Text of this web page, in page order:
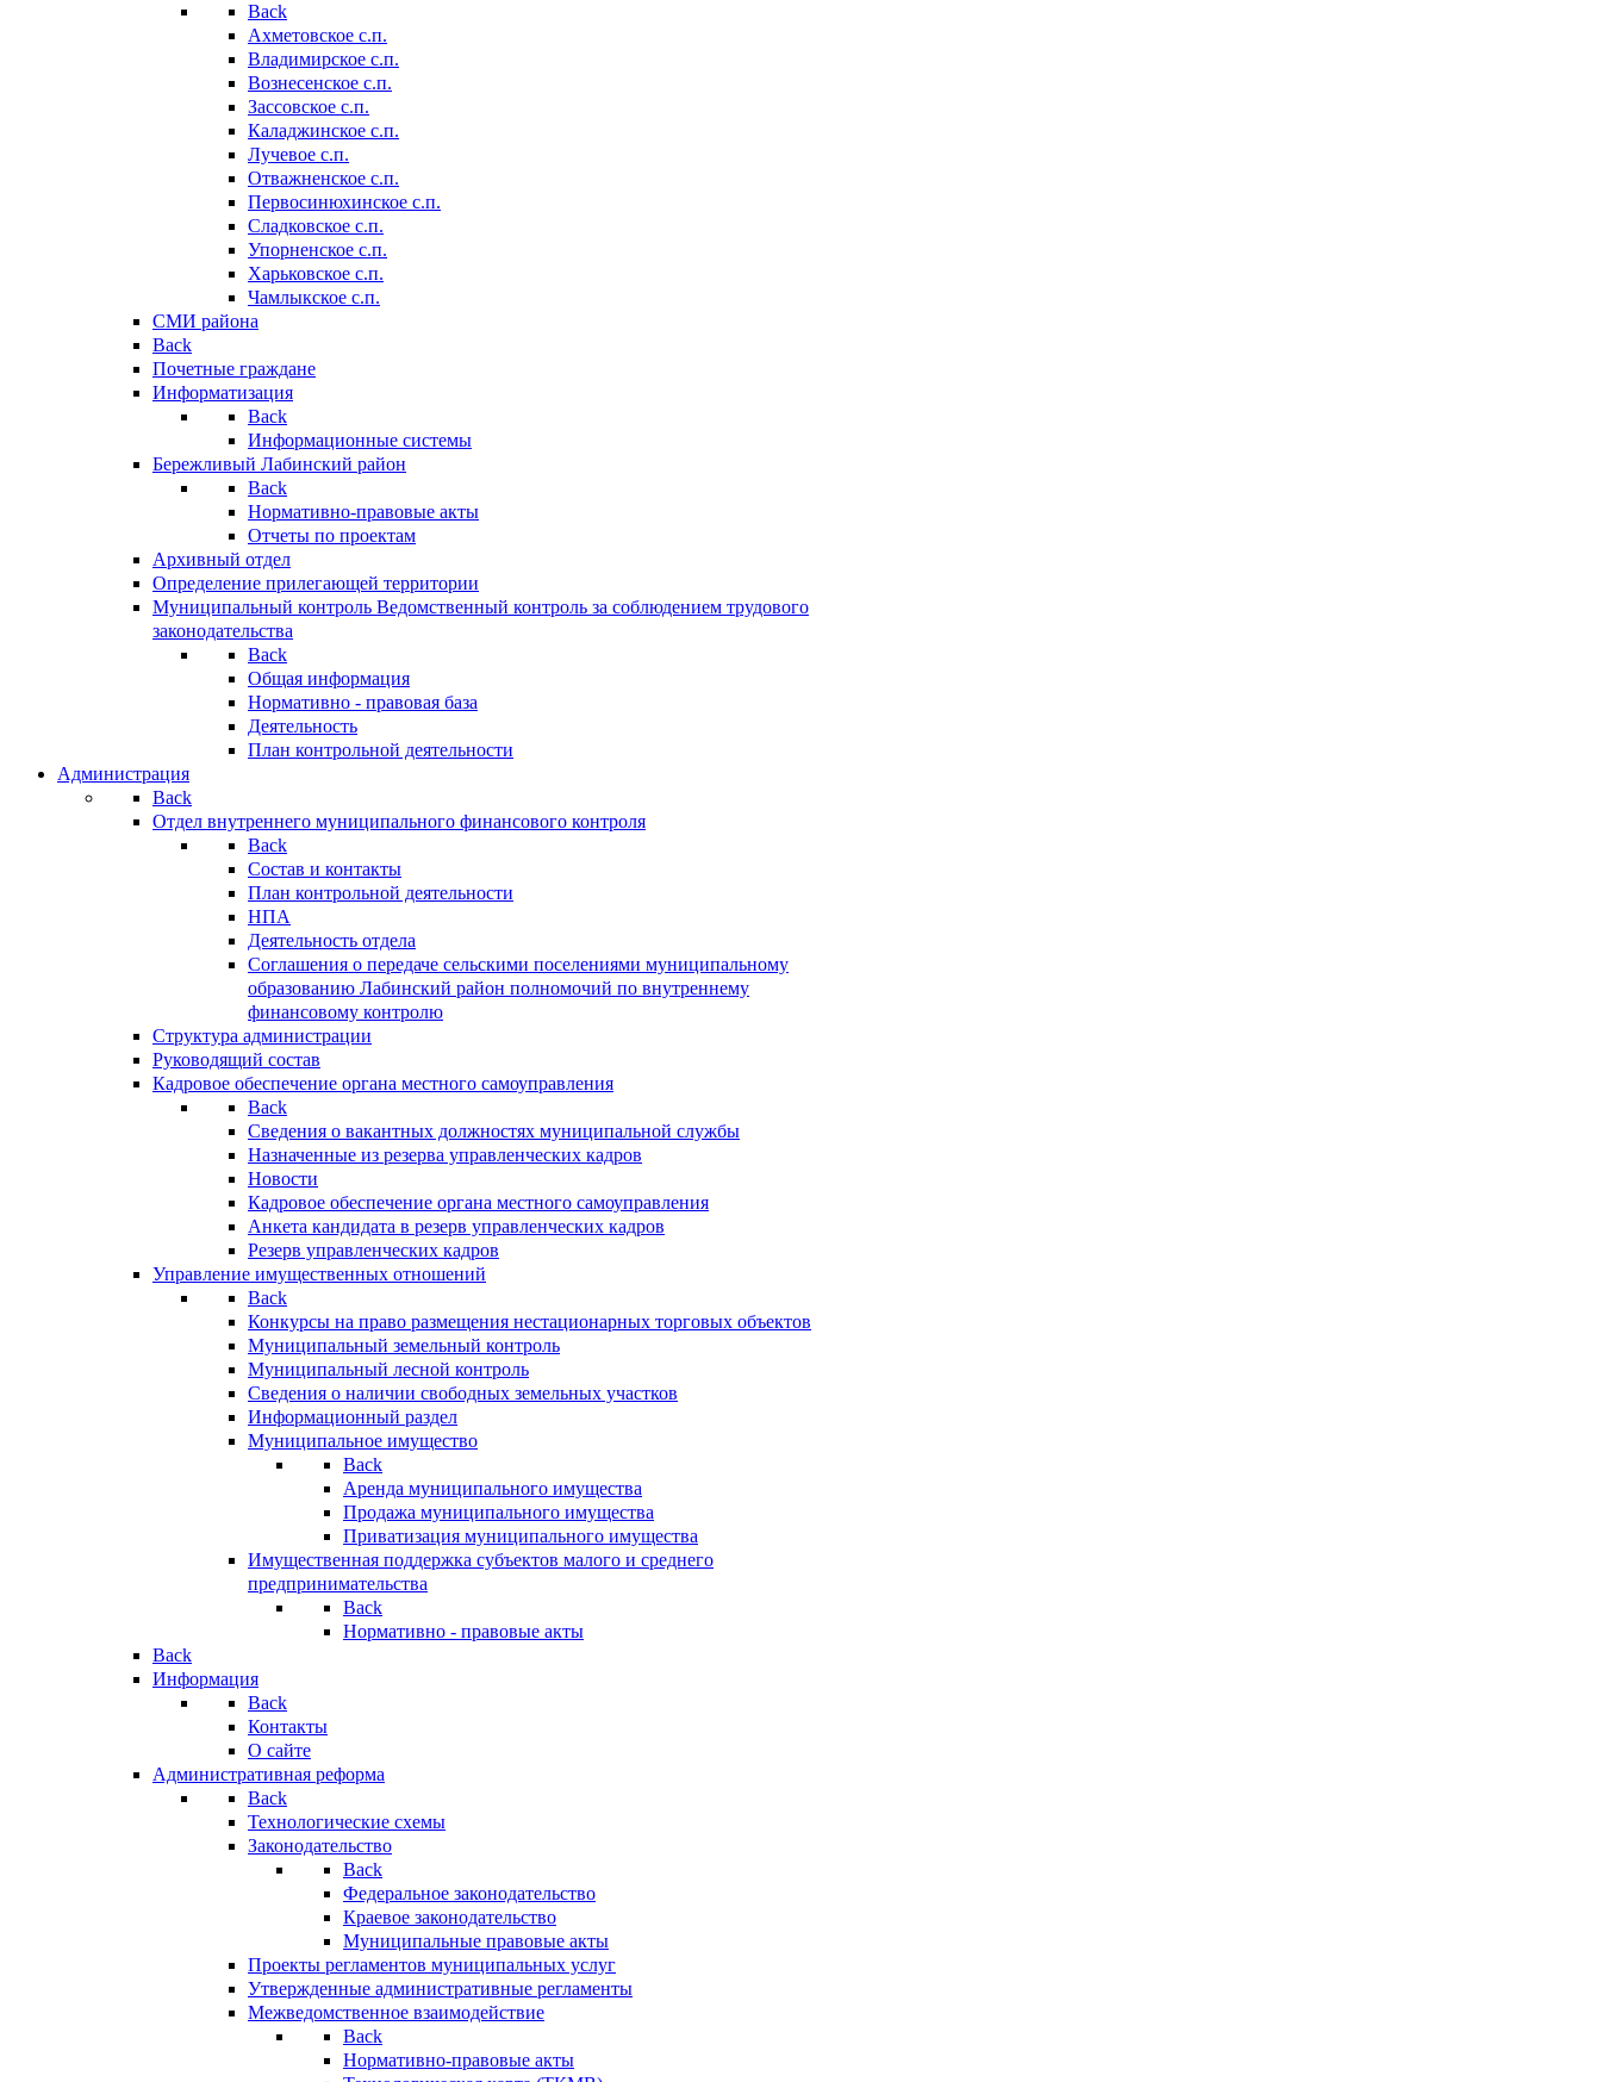
Back
Ахметовское с.п.
Владимирское с.п.
Вознесенское с.п.
Зассовское с.п.
Каладжинское с.п.
Лучевое с.п.
Отважненское с.п.
Первосинюхинское с.п.
Сладковское с.п.
Упорненское с.п.
Харьковское с.п.
Чамлыкское с.п.
СМИ района
Back
Почетные граждане
Информатизация
Back
Информационные системы
Бережливый Лабинский район
Back
Нормативно-правовые акты
Отчеты по проектам
Архивный отдел
Определение прилегающей территории
Муниципальный контроль Ведомственный контроль за соблюдением трудового
законодательства
Back
Общая информация
Нормативно - правовая база
Деятельность
План контрольной деятельности
Администрация
Back
Отдел внутреннего муниципального финансового контроля
Back
Состав и контакты
План контрольной деятельности
НПА
Деятельность отдела
Соглашения о передаче сельскими поселениями муниципальному
образованию Лабинский район полномочий по внутреннему
финансовому контролю
Структура администрации
Руководящий состав
Кадровое обеспечение органа местного самоуправления
Back
Сведения о вакантных должностях муниципальной службы
Назначенные из резерва управленческих кадров
Новости
Кадровое обеспечение органа местного самоуправления
Анкета кандидата в резерв управленческих кадров
Резерв управленческих кадров
Управление имущественных отношений
Back
Конкурсы на право размещения нестационарных торговых объектов
Муниципальный земельный контроль
Муниципальный лесной контроль
Сведения о наличии свободных земельных участков
Информационный раздел
Муниципальное имущество
Back
Аренда муниципального имущества
Продажа муниципального имущества
Приватизация муниципального имущества
Имущественная поддержка субъектов малого и среднего
предпринимательства
Back
Нормативно - правовые акты
Back
Информация
Back
Контакты
О сайте
Административная реформа
Back
Технологические схемы
Законодательство
Back
Федеральное законодательство
Краевое законодательство
Муниципальные правовые акты
Проекты регламентов муниципальных услуг
Утвержденные административные регламенты
Межведомственное взаимодействие
Back
Нормативно-правовые акты